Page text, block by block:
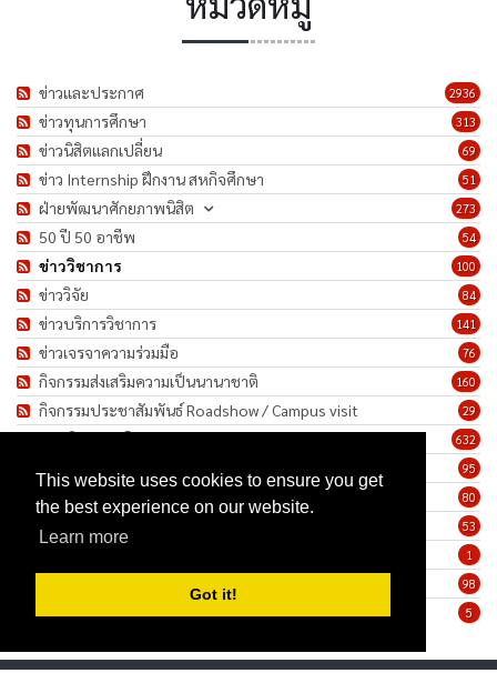
This website uses cookies to ensure you get
the best experience on our website.
Learn more
Got it!
2936
ข่าวและประกาศ
313
ข่าวทุนการศึกษา
69
ข่าวนิสิตแลกเปลี่ยน
51
ข่าว Internship ฝึกงาน สหกิจศึกษา
273
ฝ่ายพัฒนาศักยภาพนิสิต
54
50 ปี 50 อาชีพ
100
ข่าววิชาการ
84
ข่าววิจัย
141
ข่าวบริการวิชาการ
76
ข่าวเจรจาความร่วมมือ
160
กิจกรรมส่งเสริมความเป็นนานาชาติ
29
กิจกรรมประชาสัมพันธ์ Roadshow / Campus visit
632
ภาพกิจกรรม/โครงการ
95
80
ทำนุบำรุงศิลปวัฒนธรรม
53
1
98
5